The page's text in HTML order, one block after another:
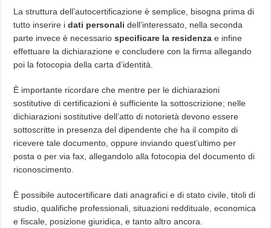
La struttura dell’autocertificazione è semplice, bisogna prima di
tutto inserire idati personali dell’interessato, nella seconda
parte invece è necessariospecificare la residenza e infine
effettuare la dichiarazione e concludere con la firma allegando
poi la fotocopia della carta d’identità.
È importante ricordare che mentre per le dichiarazioni
sostitutive di certificazioni è sufficiente la sottoscrizione; nelle
dichiarazioni sostitutive dell’atto di notorietà devono essere
sottoscritte in presenza del dipendente che ha il compito di
ricevere tale documento, oppure inviando quest’ultimo per
posta o per via fax, allegandolo alla fotocopia del documento di
riconoscimento.
È possibile autocertificare dati anagrafici e di stato civile, titoli di
studio, qualifiche professionali, situazioni reddituale, economica
e fiscale, posizione giuridica, e tanto altro ancora.